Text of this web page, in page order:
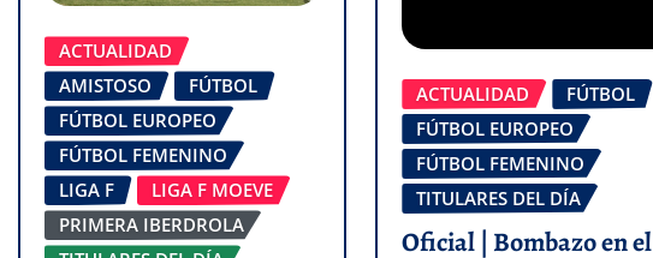
ACTUALIDAD
AMISTOSO
FÚTBOL
FÚTBOL EUROPEO
FÚTBOL FEMENINO
LIGA F
LIGA F MOEVE
PRIMERA IBERDROLA
ACTUALIDAD
FÚTBOL
FÚTBOL EUROPEO
FÚTBOL FEMENINO
TITULARES DEL DÍA
Oficial | Bombazo en el